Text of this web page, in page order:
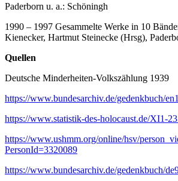
Paderborn u. a.: Schöningh
1990 – 1997 Gesammelte Werke in 10
Kienecker, Hartmut Steinecke (Hrsg),
Quellen
Deutsche Minderheiten-Volkszählung 1939
https://www.bundesarchiv.de/gedenkbuch/
https://www.statistik-des-holocaust.de/XI1-
https://www.ushmm.org/online/hsv/
PersonId=3320089
https://www.bundesarchiv.de/gedenkbuch/